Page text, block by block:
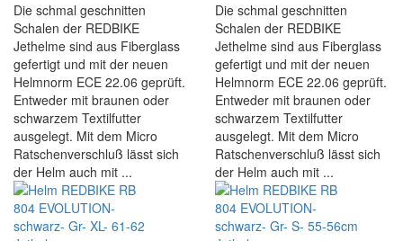
Die schmal geschnitten
Schalen der REDBIKE
Jethelme sind aus Fiberglass
gefertigt und mit der neuen
Helmnorm ECE 22.06 geprüft.
Entweder mit braunen oder
schwarzem Textilfutter
ausgelegt. Mit dem Micro
Ratschenverschluß lässt sich
der Helm auch mit ...
Die schmal geschnitten
Schalen der REDBIKE
Jethelme sind aus Fiberglass
gefertigt und mit der neuen
Helmnorm ECE 22.06 geprüft.
Entweder mit braunen oder
schwarzem Textilfutter
ausgelegt. Mit dem Micro
Ratschenverschluß lässt sich
der Helm auch mit ...